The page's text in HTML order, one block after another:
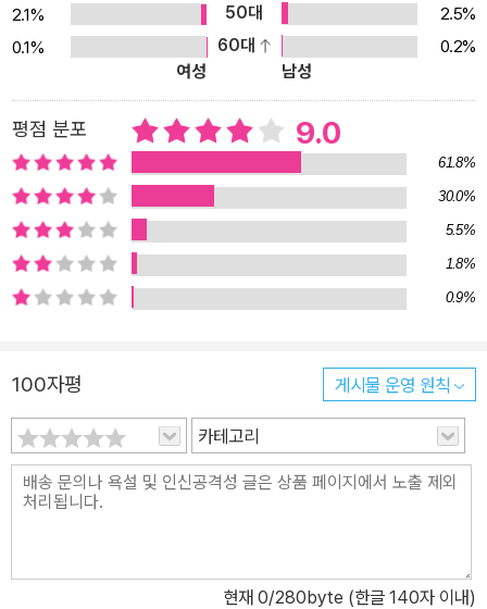
2.1%
50대
2.5%
0.1%
60대
0.2%
여성
남성
평점 분포 9.0
61.8%
30.0%
5.5%
1.8%
0.9%
100자평 게시물 운영 원칙
카테고리
현재 0/280byte (한글 140자 이내)